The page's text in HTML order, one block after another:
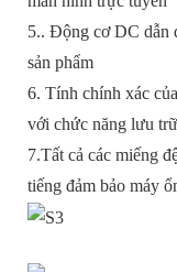
5.. Động cơ DC dẫn
sản phẩm
6. Tính chính xác
với chức năng lưu
7.Tất cả các miếng
tiếng đảm bảo máy